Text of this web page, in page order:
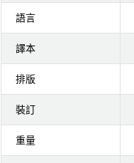
語言
譯本
排版
裝訂
重量